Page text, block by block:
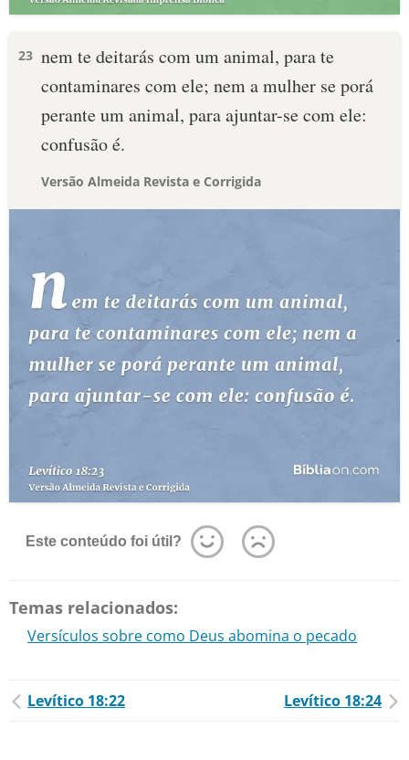
23 nem te deitarás com um animal, para te
contaminares com ele; nem a mulher se porá
perante um animal, para ajuntar-se com ele:
confusão é.
Versão Almeida Revista e Corrigida
Este conteúdo foi útil?
Temas relacionados:
Versículos sobre como Deus abomina o pecado
Levítico 18:22 Levítico 18:24